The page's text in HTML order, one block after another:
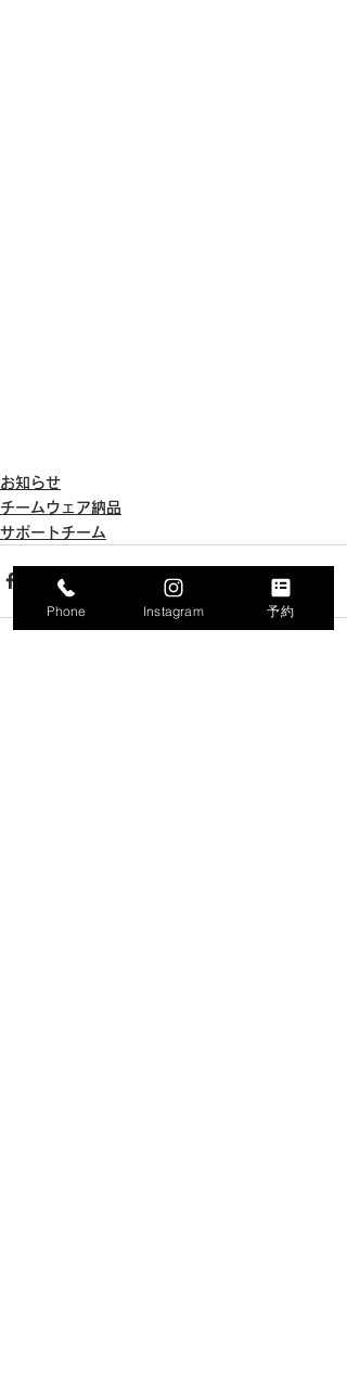
お知らせ
チームウェア納品
サポートチーム
Phone Instagram 予約